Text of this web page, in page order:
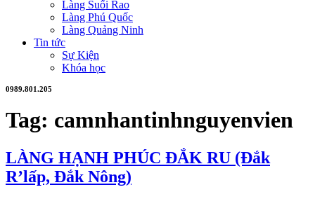
Làng Suối Rao
Làng Phú Quốc
Làng Quảng Ninh
Tin tức
Sự Kiện
Khóa học
0989.801.205
Tag: camnhantinhnguyenvien
LÀNG HẠNH PHÚC ĐẮK RU (Đắk
R’lấp, Đắk Nông)